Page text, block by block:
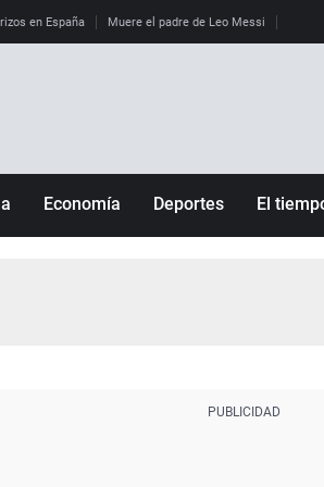
en España Muere el padre de Leo Messi La
Economía Deportes El